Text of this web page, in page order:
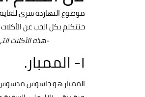
موضوع النهاردة سري
حنتكلم بكل الحب عن
-هذه الأكلات
١- الممبار.
الممبار هو جاسوس